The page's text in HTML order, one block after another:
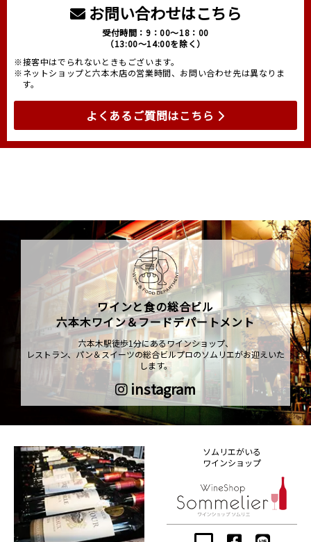
お問い合わせはこちら
受付時間：9：00～18：00
（13:00～14:00を除く）
※接客中はでられないときもございます。
※ネットショップと六本木店の営業時間、お問い合わせ先は異なりま
す。
よくあるご質問はこちら
ワインと食の総合ビル
六本木ワイン＆フードデパートメント
六本木駅徒歩1分にあるワインショップ、
レストラン、パン＆スイーツの総合ビルプロのソムリエがお迎えいた
します。
instagram
ソムリエがいる
ワインショップ